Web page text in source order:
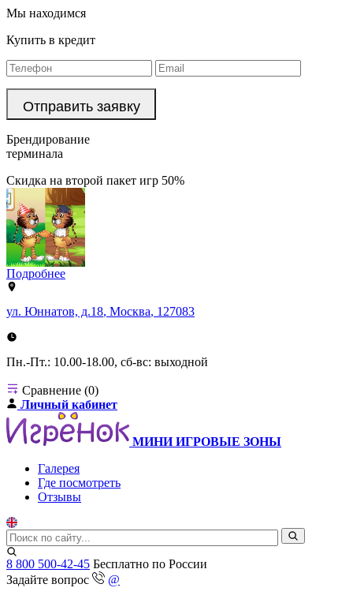
Мы находимся
Купить в кредит
Брендирование
терминала
Скидка на второй пакет игр 50%
Подробнее
ул. Юннатов, д.18, Москва, 127083
Пн.-Пт.: 10.00-18.00, сб-вс: выходной
Сравнение (0)
Личный кабинет
МИНИ ИГРОВЫЕ ЗОНЫ
Галерея
Где посмотреть
Отзывы
8 800 500-42-45 Бесплатно по России
Задайте вопрос
@